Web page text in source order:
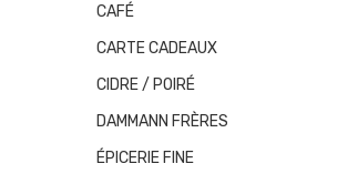
CAFÉ
CARTE CADEAUX
CIDRE / POIRÉ
DAMMANN FRÈRES
ÉPICERIE FINE